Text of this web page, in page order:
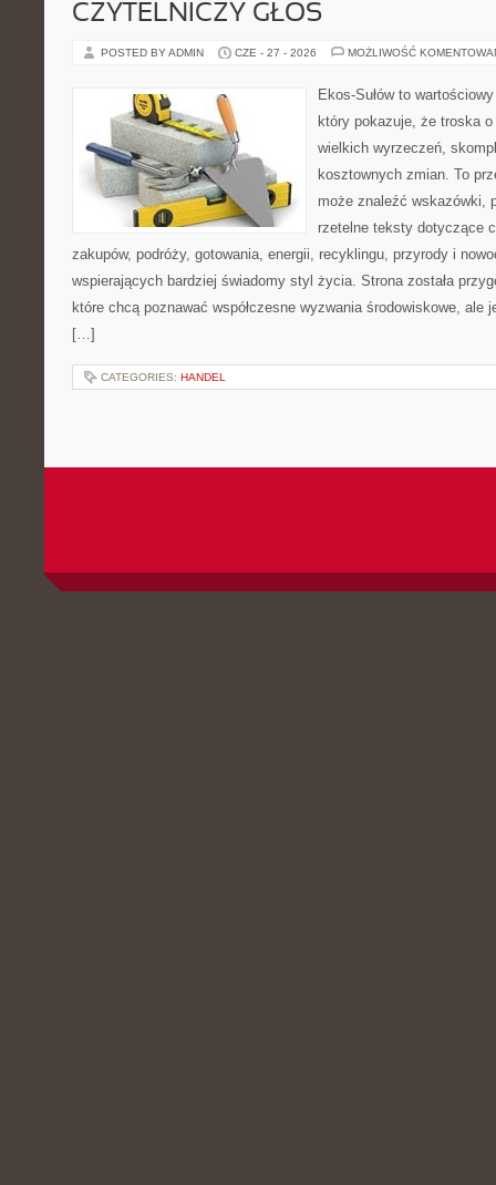
CZYTELNICZY GŁOS
POSTED BY ADMIN CZE - 27 - 2026 MOŻLIWOŚĆ
Ekos-Sułów to
który pokazuje, że troska
wielkich wyrzeczeń,
kosztownych zmian. To
może znaleźć wskazówki,
rzetelne teksty dotyczące
zakupów, podróży, gotowania, energii, recyklingu, przyrody i
wspierających bardziej świadomy styl życia. Strona została
które chcą poznawać współczesne wyzwania środowiskowe, ale
[…]
CATEGORIES: HANDEL